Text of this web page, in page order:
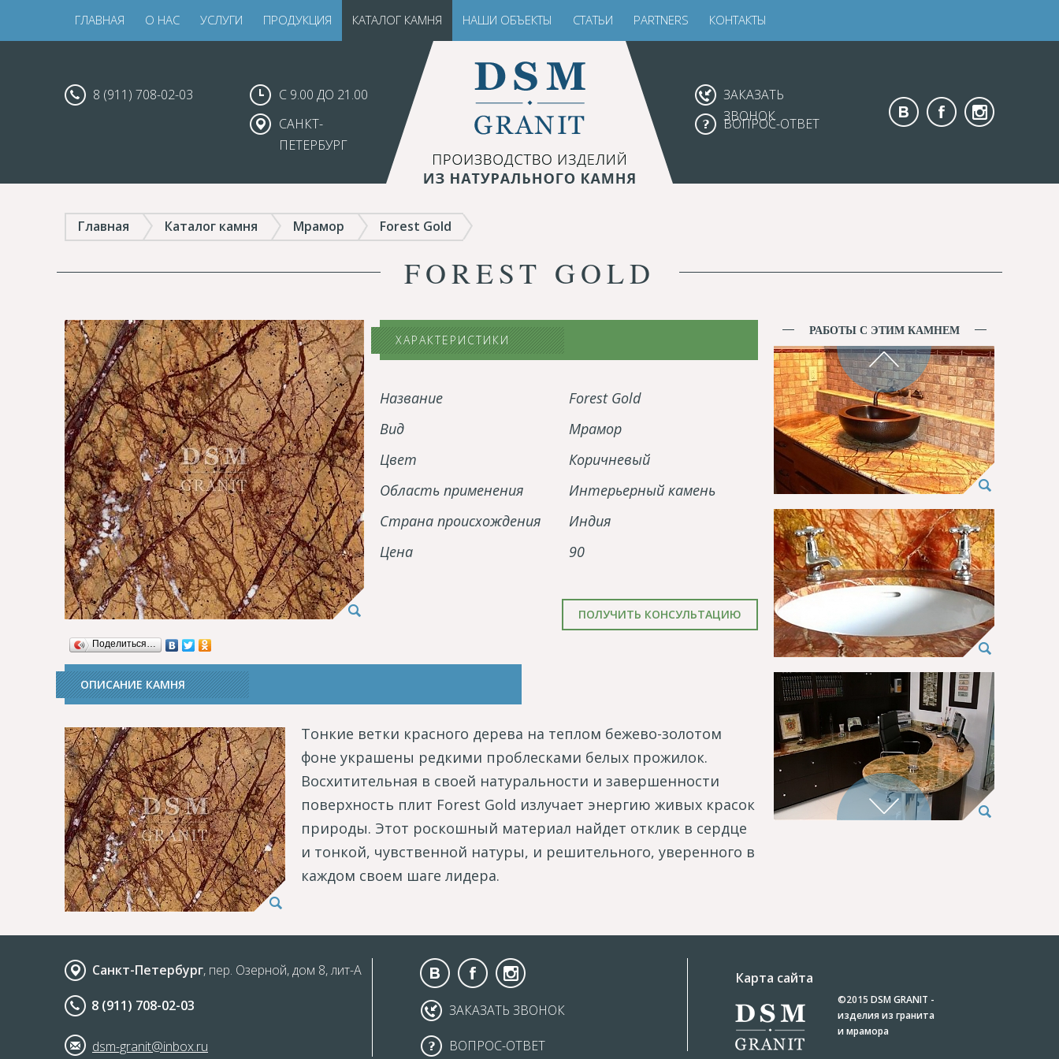
ГЛАВНАЯ О НАС УСЛУГИ ПРОДУКЦИЯ КАТАЛОГ КАМНЯ НАШИ ОБЪЕКТЫ СТАТЬИ PARTNERS КОНТАКТЫ
8 (911) 708-02-03
С 9.00 ДО 21.00
САНКТ-
ПЕТЕРБУРГ
ЗАКАЗАТЬ
ЗВОНОК
ВОПРОС-ОТВЕТ
Главная Каталог камня Мрамор Forest Gold
FOREST GOLD
ХАРАКТЕРИСТИКИ
Название
Forest Gold
Вид
Мрамор
Цвет
Коричневый
Область применения
Интерьерный камень
Страна происхождения
Индия
Цена
90
ПОЛУЧИТЬ КОНСУЛЬТАЦИЮ
Поделиться…
ОПИСАНИЕ КАМНЯ
Тонкие ветки красного дерева на теплом бежево-золотом
фоне украшены редкими проблесками белых прожилок.
Восхитительная в своей натуральности и завершенности
поверхность плит Forest Gold излучает энергию живых красок
природы. Этот роскошный материал найдет отклик в сердце
и тонкой, чувственной натуры, и решительного, уверенного в
каждом своем шаге лидера.
РАБОТЫ С ЭТИМ КАМНЕМ
Санкт-Петербург, пер. Озерной, дом 8, лит-А
8 (911) 708-02-03
dsm-granit@inbox.ru
ЗАКАЗАТЬ ЗВОНОК
ВОПРОС-ОТВЕТ
Карта сайта
©2015 DSM GRANIT -
изделия из гранита
и мрамора